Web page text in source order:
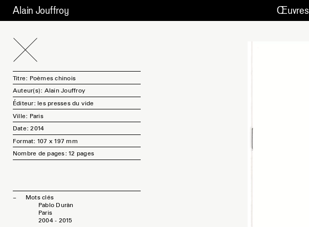
Alain Jouffroy Œuvres
Titre: Poèmes chinois
Auteur(s): Alain Jouffroy
Éditeur: les presses du vide
Ville: Paris
Date: 2014
Format: 107 x 197 mm
Nombre de pages: 12 pages
Mots clés
Pablo Duràn
Paris
2004 - 2015